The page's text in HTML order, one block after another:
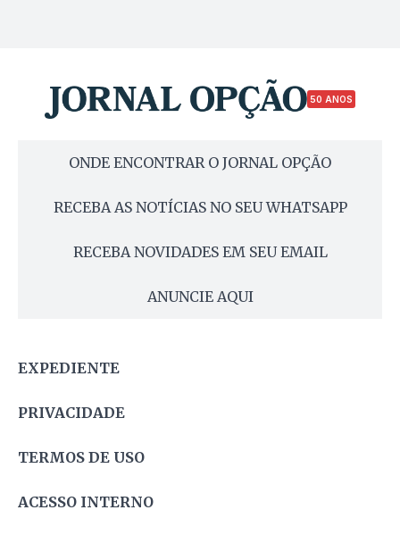
50 ANOS
ONDE ENCONTRAR O JORNAL OPÇÃO
RECEBA AS NOTÍCIAS NO SEU WHATSAPP
RECEBA NOVIDADES EM SEU EMAIL
ANUNCIE AQUI
EXPEDIENTE
PRIVACIDADE
TERMOS DE USO
ACESSO INTERNO